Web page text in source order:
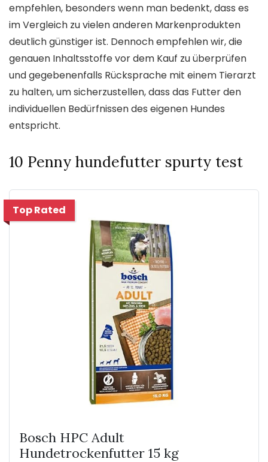
empfehlen, besonders wenn man bedenkt, dass es
im Vergleich zu vielen anderen Markenprodukten
deutlich günstiger ist. Dennoch empfehlen wir, die
genauen Inhaltsstoffe vor dem Kauf zu überprüfen
und gegebenenfalls Rücksprache mit einem Tierarzt
zu halten, um sicherzustellen, dass das Futter den
individuellen Bedürfnissen des eigenen Hundes
entspricht.
10 Penny hundefutter spurty test
Top Rated
Bosch HPC Adult
Hundetrockenfutter 15 kg